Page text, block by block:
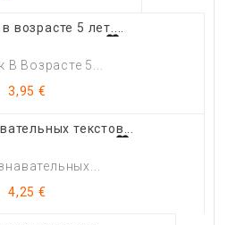
В Возрасте 5...
Цена
3,95 €
Цена
4,25 €